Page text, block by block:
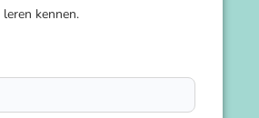
kennen.